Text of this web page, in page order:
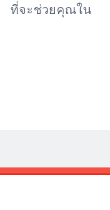
ที่จะช่วยคุณใน